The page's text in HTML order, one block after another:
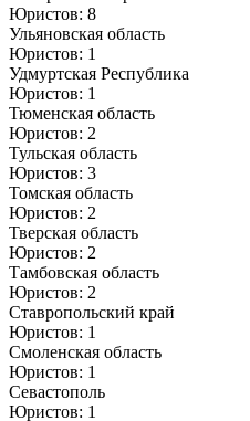
Юристов: 8
Ульяновская область
Юристов: 1
Удмуртская Республика
Юристов: 1
Тюменская область
Юристов: 2
Тульская область
Юристов: 3
Томская область
Юристов: 2
Тверская область
Юристов: 2
Тамбовская область
Юристов: 2
Ставропольский край
Юристов: 1
Смоленская область
Юристов: 1
Севастополь
Юристов: 1